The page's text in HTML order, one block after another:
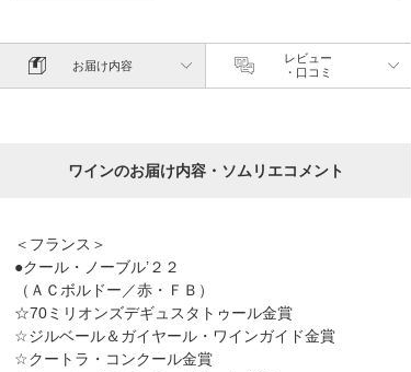
お届け内容
レビュー
・口コミ
ワインのお届け内容・ソムリエコメント
＜フランス＞
●クール・ノーブル’２２
（ＡＣボルドー／赤・ＦＢ）
☆70ミリオンズデギュスタトゥール金賞
☆ジルベール＆ガイヤール・ワインガイド金賞
☆クートラ・コンクール金賞